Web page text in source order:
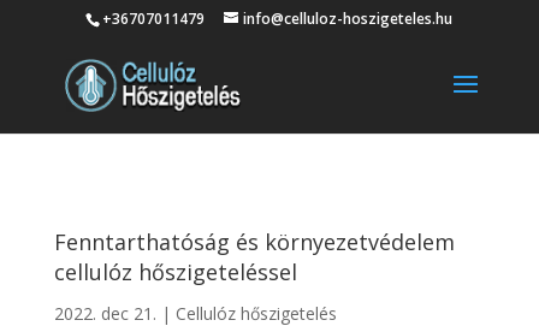
+36707011479 info@celluloz-hoszigeteles.hu
Fenntarthatóság és környezetvédelem
cellulóz hőszigeteléssel
2022. dec 21. | Cellulóz hőszigetelés